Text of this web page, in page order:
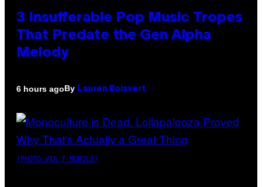
3 Insufferable Pop Music Tropes
That Predate the Gen Alpha
Melody
6 hours agoBy Lauren Boisvert
(PHOTO VIA T-MOBILE)